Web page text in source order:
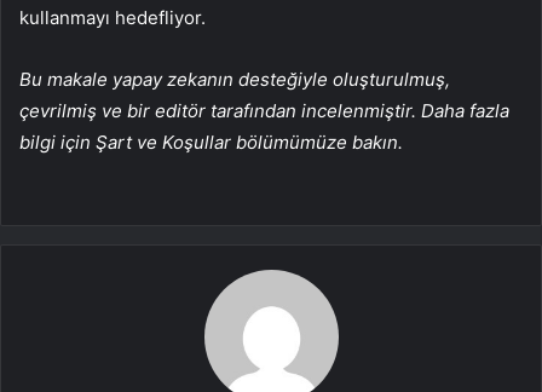
kullanmayı hedefliyor.
Bu makale yapay zekanın desteğiyle oluşturulmuş,
çevrilmiş ve bir editör tarafından incelenmiştir. Daha fazla
bilgi için Şart ve Koşullar bölümümüze bakın.